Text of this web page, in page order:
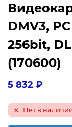
DMV3,
256bit,
(170600)
5 832 ₽
Нет в